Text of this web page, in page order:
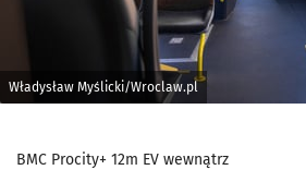
Władysław Myślicki/Wroclaw.pl
BMC Procity+ 12m EV wewnątrz